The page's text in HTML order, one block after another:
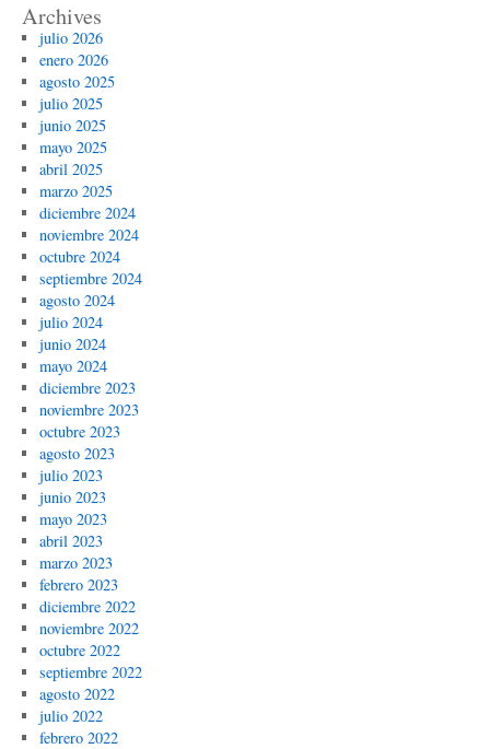
Archives
julio 2026
enero 2026
agosto 2025
julio 2025
junio 2025
mayo 2025
abril 2025
marzo 2025
diciembre 2024
noviembre 2024
octubre 2024
septiembre 2024
agosto 2024
julio 2024
junio 2024
mayo 2024
diciembre 2023
noviembre 2023
octubre 2023
agosto 2023
julio 2023
junio 2023
mayo 2023
abril 2023
marzo 2023
febrero 2023
diciembre 2022
noviembre 2022
octubre 2022
septiembre 2022
agosto 2022
julio 2022
febrero 2022